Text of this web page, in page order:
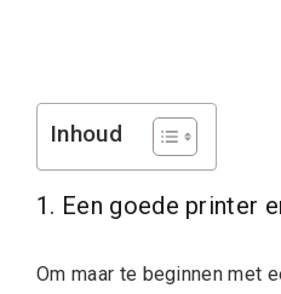
Inhoud
1. Een goede printer
Om maar te beginnen met